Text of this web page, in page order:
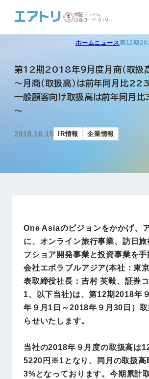
東証プライム
証券コード:6191
ホームニュース第12期
第12期2018年９月度月商（取扱
～月商（取扱高）は前年同月比
一般顧客向け取扱高は前年同月
～
2018.10.15 IR情報 企業情報
One Asiaのビジョンをかかげ、
に、オンライン旅行事業、訪日
フショア開発事業と投資事業を
会社エボラブルアジア(本社：東
表取締役社長：吉村 英毅、証券
1、以下当社)は、第12期2018年
年９月1日～2018年９月30日）
らせいたします。
当社の2018年９月度の取扱高は
5220円※1となり、同月の取扱高
3%となっております。今期累計